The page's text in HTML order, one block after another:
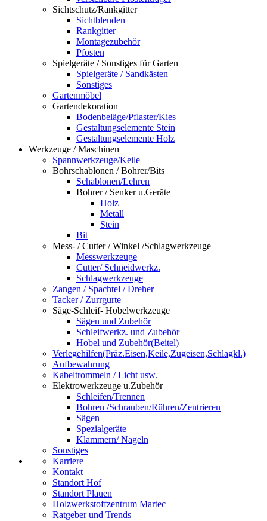
Sichtschutz/Rankgitter
Sichtblenden
Rankgitter
Montagezubehör
Pfosten
Spielgeräte / Sonstiges für Garten
Spielgeräte / Sandkästen
Sonstiges
Gartenmöbel
Gartendekoration
Bodenbeläge/Pflaster/Kies
Gestaltungselemente Stein
Gestaltungselemente Holz
Werkzeuge / Maschinen
Spannwerkzeuge/Keile
Bohrschablonen / Bohrer/Bits
Schablonen/Lehren
Bohrer / Senker u.Geräte
Holz
Metall
Stein
Bit
Mess- / Cutter / Winkel /Schlagwerkzeuge
Messwerkzeuge
Cutter/ Schneidwerkz.
Schlagwerkzeuge
Zangen / Spachtel / Dreher
Tacker / Zurrgurte
Säge-Schleif- Hobelwerkzeuge
Sägen und Zubehör
Schleifwerkz. und Zubehör
Hobel und Zubehör(Beitel)
Verlegehilfen(Präz.Eisen,Keile,Zugeisen,Schlagkl.)
Aufbewahrung
Kabeltrommeln / Licht usw.
Elektrowerkzeuge u.Zubehör
Schleifen/Trennen
Bohren /Schrauben/Rühren/Zentrieren
Sägen
Spezialgeräte
Klammern/ Nageln
Sonstiges
Karriere
Kontakt
Standort Hof
Standort Plauen
Holzwerkstoffzentrum Martec
Ratgeber und Trends